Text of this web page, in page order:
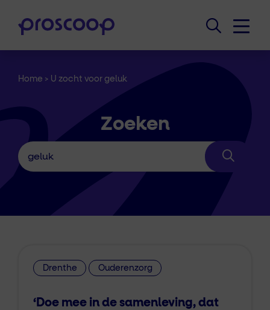
Home > U zocht voor geluk
Zoeken
Drenthe Ouderenzorg
‘Doe mee in de samenleving, dat